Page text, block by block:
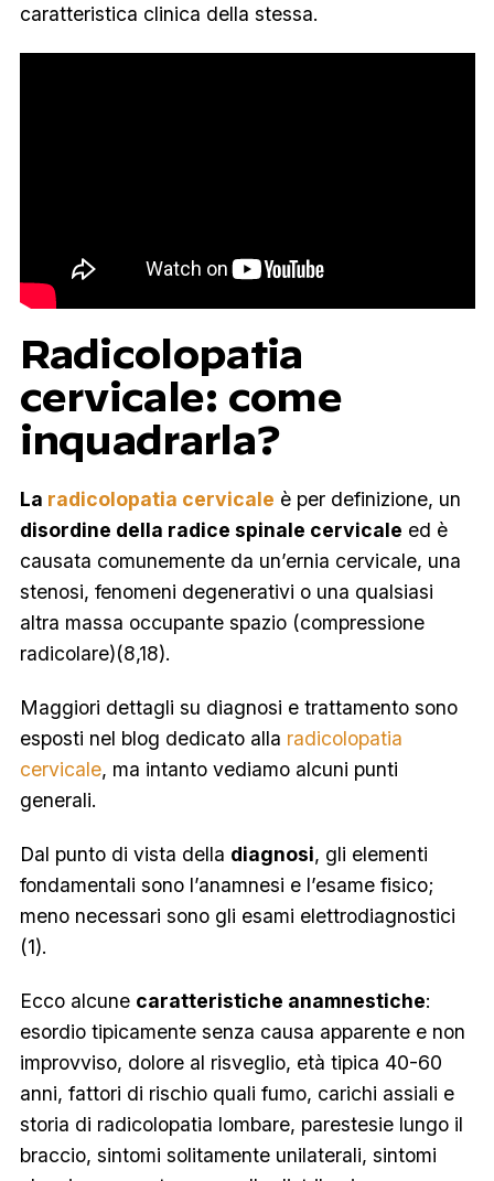
caratteristica clinica della stessa.
Radicolopatia
cervicale: come
inquadrarla?
La radicolopatia cervicale è per definizione, un
disordine della radice spinale cervicale ed è
causata comunemente da un’ernia cervicale, una
stenosi, fenomeni degenerativi o una qualsiasi
altra massa occupante spazio (compressione
radicolare)(8,18).
Maggiori dettagli su diagnosi e trattamento sono
esposti nel blog dedicato alla radicolopatia
cervicale, ma intanto vediamo alcuni punti
generali.
Dal punto di vista della diagnosi, gli elementi
fondamentali sono l’anamnesi e l’esame fisico;
meno necessari sono gli esami elettrodiagnostici
(1).
Ecco alcune caratteristiche anamnestiche:
esordio tipicamente senza causa apparente e non
improvviso, dolore al risveglio, età tipica 40-60
anni, fattori di rischio quali fumo, carichi assiali e
storia di radicolopatia lombare, parestesie lungo il
braccio, sintomi solitamente unilaterali, sintomi